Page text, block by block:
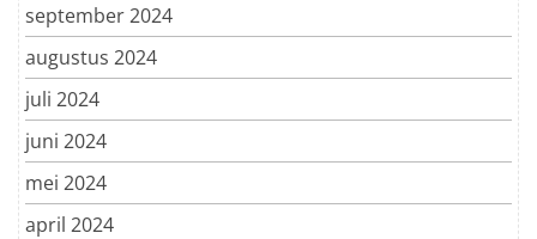
september 2024
augustus 2024
juli 2024
juni 2024
mei 2024
april 2024